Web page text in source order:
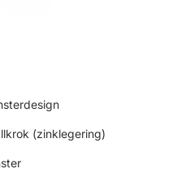
(zinklegering)